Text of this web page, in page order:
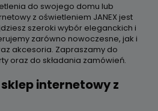
do swojego domu lub
z oświetleniem JANEX jest
szeroki wybór eleganckich i
zarówno nowoczesne, jak i
akcesoria. Zapraszamy do
oraz do składania zamówień.
internetowy z